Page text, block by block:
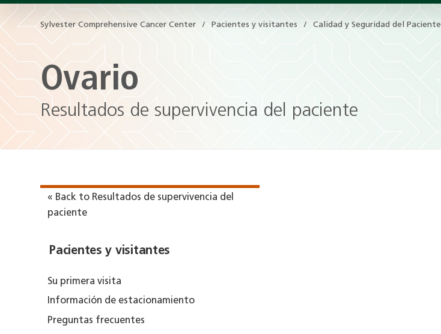
Sylvester Comprehensive Cancer Center Pacientes y visitantes Calidad y Seguridad del Paciente
Ovario
Resultados de supervivencia del paciente
« Back to Resultados de supervivencia del
paciente
Pacientes y visitantes
Su primera visita
Información de estacionamiento
Preguntas frecuentes